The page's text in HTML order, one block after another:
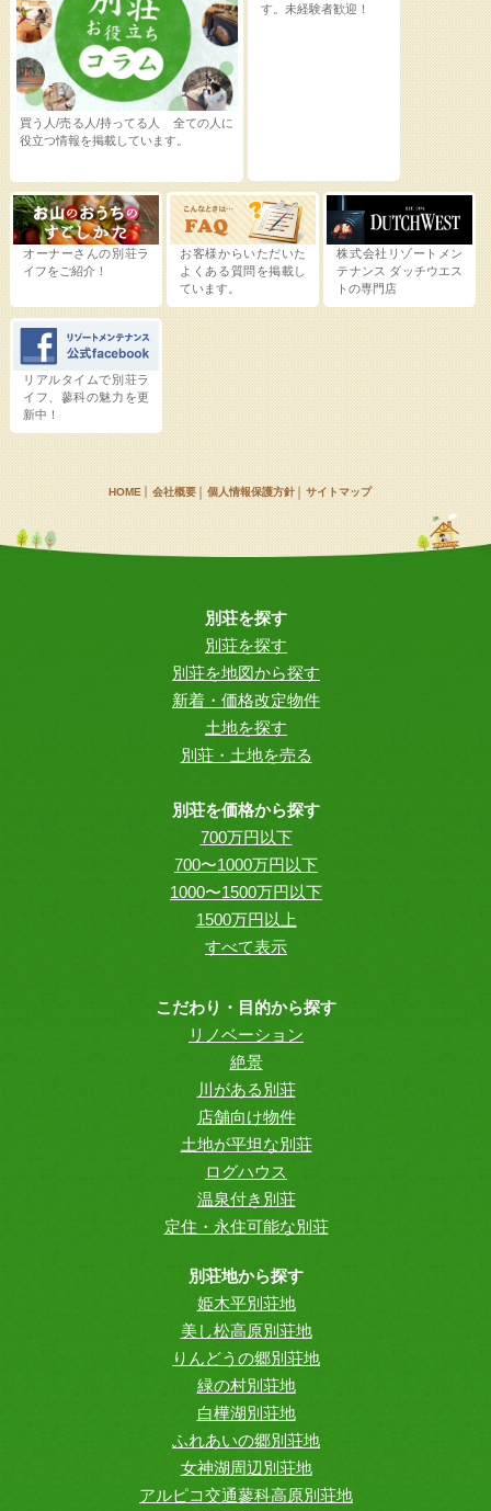
買う人/売る人/持ってる人 全ての人に
役立つ情報を掲載しています。
す。未経験者歓迎！
オーナーさんの別荘ラ
イフをご紹介！
お客様からいただいた
よくある質問を掲載し
ています。
株式会社リゾートメン
テナンス ダッチウエス
トの専門店
リアルタイムで別荘ラ
イフ、蓼科の魅力を更
新中！
HOME 会社概要 個人情報保護方針 サイトマップ
別荘を探す
別荘を探す
別荘を地図から探す
新着・価格改定物件
土地を探す
別荘・土地を売る
別荘を価格から探す
700万円以下
700〜1000万円以下
1000〜1500万円以下
1500万円以上
すべて表示
こだわり・目的から探す
リノベーション
絶景
川がある別荘
店舗向け物件
土地が平坦な別荘
ログハウス
温泉付き別荘
定住・永住可能な別荘
別荘地から探す
姫木平別荘地
美し松高原別荘地
りんどうの郷別荘地
緑の村別荘地
白樺湖別荘地
ふれあいの郷別荘地
女神湖周辺別荘地
アルピコ交通蓼科高原別荘地